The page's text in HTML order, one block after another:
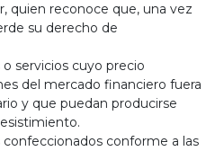
quien reconoce que, una vez
su derecho de
servicios cuyo precio
del mercado financiero fuera
y que puedan producirse
conforme a las